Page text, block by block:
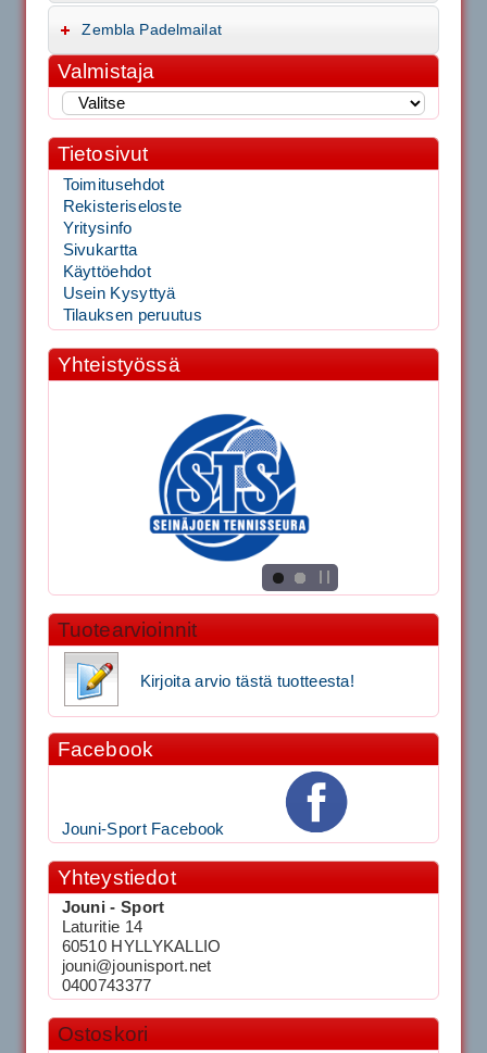
Zembla Padelmailat
Valmistaja
Tietosivut
Toimitusehdot
Rekisteriseloste
Yritysinfo
Sivukartta
Käyttöehdot
Usein Kysyttyä
Tilauksen peruutus
Yhteistyössä
Tuotearvioinnit
Kirjoita arvio tästä tuotteesta!
Facebook
Jouni-Sport Facebook
Yhteystiedot
Jouni - Sport
Laturitie 14
60510 HYLLYKALLIO
jouni@jounisport.net
0400743377
Ostoskori